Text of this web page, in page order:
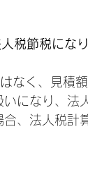
税節税にな
なく、見積
になり、法
、法人税計